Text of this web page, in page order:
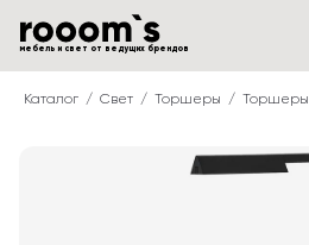
мебель и свет от ведущих брендов
Каталог Свет Торшеры Торшеры